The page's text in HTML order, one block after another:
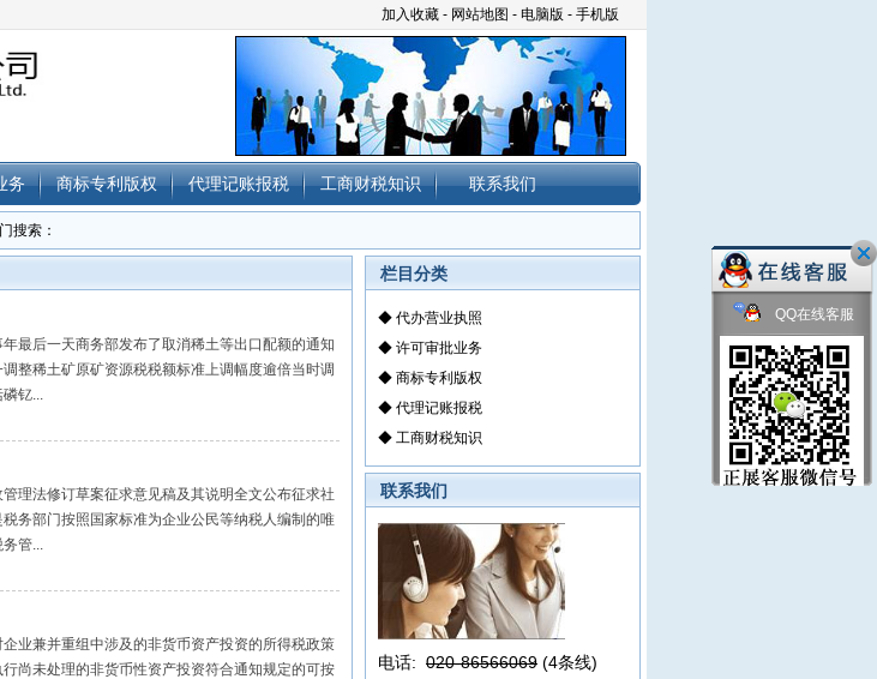
加入收藏 - 网站地图 - 电脑版 - 手机版
务 商标专利版权 代理记账报税 工商财税知识 联系我们
搜索：
最后一天商务部发布了取消稀土等出口配额的通知
整稀土矿原矿资源税税额标准上调幅度逾倍当时调
钇...
理法修订草案征求意见稿及其说明全文公布征求社
务部门按照国家标准为企业公民等纳税人编制的唯
管...
业兼并重组中涉及的非货币资产投资的所得税政策
尚未处理的非货币性资产投资符合通知规定的可按
栏目分类
◆ 代办营业执照
◆ 许可审批业务
◆ 商标专利版权
◆ 代理记账报税
◆ 工商财税知识
联系我们
电话: 020-86566069 (4条线)
QQ在线客服